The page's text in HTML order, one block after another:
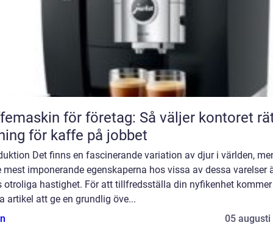
för företag: Så väljer kontoret
för kaffe på jobbet
Det finns en fascinerande variation av djur i världen,
mest imponerande egenskaperna hos vissa av dessa varelser
otroliga hastighet. För att tillfredsställa din nyfikenhet kommer
artikel att ge en grundlig öve...
05 augusti